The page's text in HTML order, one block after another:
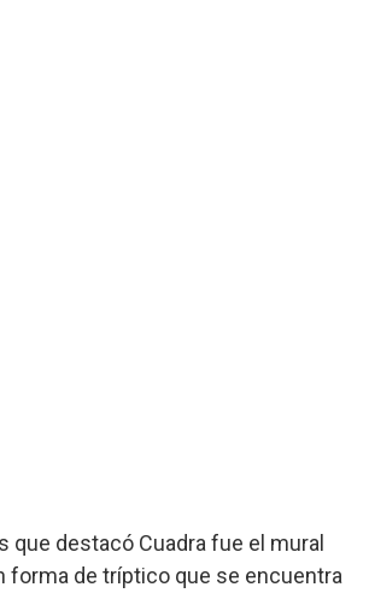
que destacó Cuadra fue el mural
forma de tríptico que se encuentra